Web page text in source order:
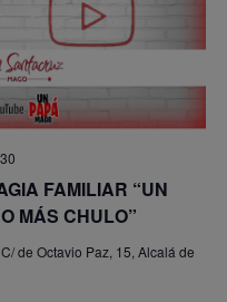
FAMILIAR “UN
MÁS CHULO”
C/ de Octavio Paz, 15, Alcalá de